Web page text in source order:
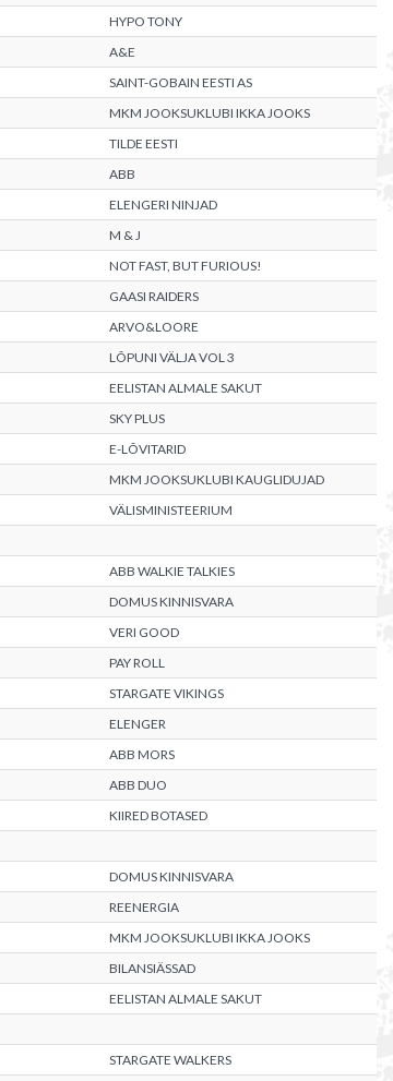
HYPO TONY
A&E
SAINT-GOBAIN EESTI AS
MKM JOOKSUKLUBI IKKA JOOKS
TILDE EESTI
ABB
ELENGERI NINJAD
M & J
NOT FAST, BUT FURIOUS!
GAASI RAIDERS
ARVO&LOORE
LÕPUNI VÄLJA VOL 3
EELISTAN ALMALE SAKUT
SKY PLUS
E-LÕVITARID
MKM JOOKSUKLUBI KAUGLIDUJAD
VÄLISMINISTEERIUM
ABB WALKIE TALKIES
DOMUS KINNISVARA
VERI GOOD
PAY ROLL
STARGATE VIKINGS
ELENGER
ABB MORS
ABB DUO
KIIRED BOTASED
DOMUS KINNISVARA
REENERGIA
MKM JOOKSUKLUBI IKKA JOOKS
BILANSIÄSSAD
EELISTAN ALMALE SAKUT
STARGATE WALKERS